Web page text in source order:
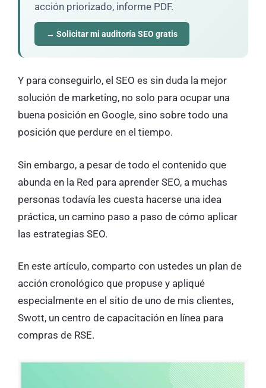
acción priorizado, informe PDF.
→ Solicitar mi auditoría SEO gratis
Y para conseguirlo, el SEO es sin duda la mejor
solución de marketing, no solo para ocupar una
buena posición en Google, sino sobre todo una
posición que perdure en el tiempo.
Sin embargo, a pesar de todo el contenido que
abunda en la Red para aprender SEO, a muchas
personas todavía les cuesta hacerse una idea
práctica, un camino paso a paso de cómo aplicar
las estrategias SEO.
En este artículo, comparto con ustedes un plan de
acción cronológico que propuse y apliqué
especialmente en el sitio de uno de mis clientes,
Swott, un centro de capacitación en línea para
compras de RSE.